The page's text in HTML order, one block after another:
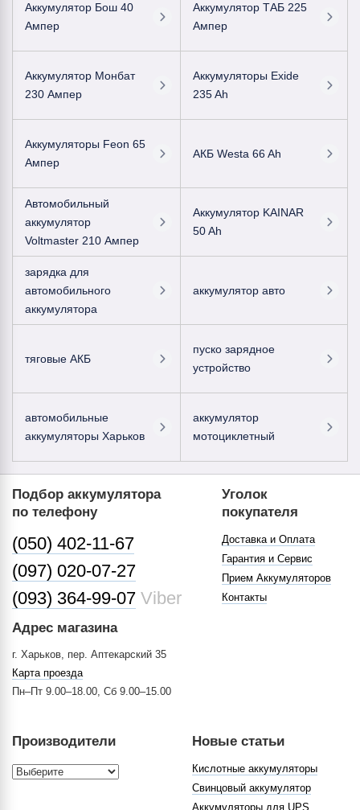
Аккумулятор Бош 40
Ампер
Аккумулятор ТАБ 225
Ампер
Аккумулятор Монбат
230 Ампер
Аккумуляторы Exide
235 Ah
Аккумуляторы Feon 65
Ампер
АКБ Westa 66 Ah
Автомобильный
аккумулятор
Voltmaster 210 Ампер
Аккумулятор KAINAR
50 Ah
зарядка для
автомобильного
аккумулятора
аккумулятор авто
тяговые АКБ
пуско зарядное
устройство
автомобильные
аккумуляторы Харьков
аккумулятор
мотоциклетный
Подбор аккумулятора
по телефону
(050) 402-11-67
(097) 020-07-27
(093) 364-99-07 Viber
Адрес магазина
г. Харьков, пер. Аптекарский 35
Карта проезда
Пн–Пт 9.00–18.00, Сб 9.00–15.00
Уголок
покупателя
Доставка и Оплата
Гарантия и Сервис
Прием Аккумуляторов
Контакты
Производители Новые статьи
Кислотные аккумуляторы
Свинцовый аккумулятор
Аккумуляторы для UPS